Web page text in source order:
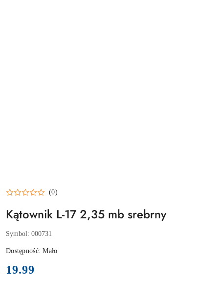
(0)
Kątownik L-17 2,35 mb srebrny
Symbol: 000731
Dostępność:Mało
cena:
19.99